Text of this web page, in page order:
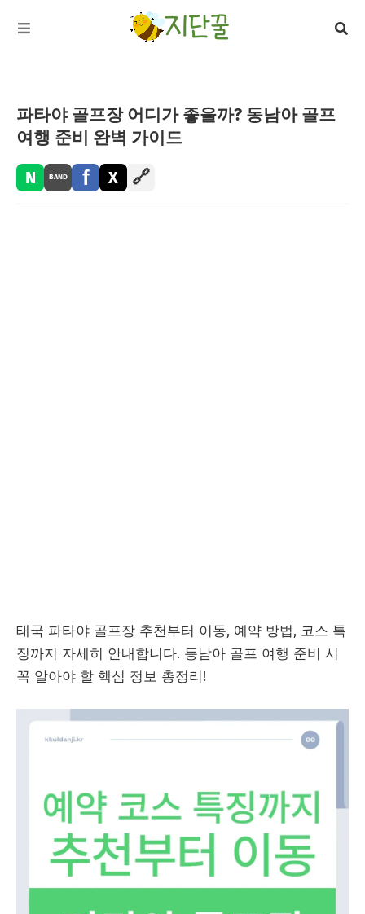
파타야 골프장 어디가 좋을까? 동남아 골프
여행 준비 완벽 가이드
N BAND f X 🔗
태국 파타야 골프장 추천부터 이동, 예약 방법, 코스 특
징까지 자세히 안내합니다. 동남아 골프 여행 준비 시
꼭 알아야 할 핵심 정보 총정리!